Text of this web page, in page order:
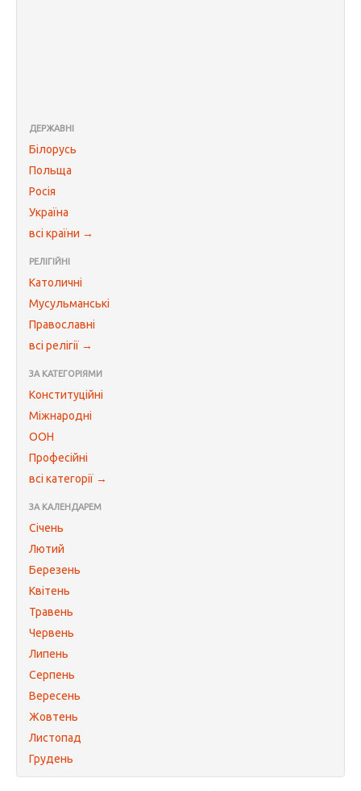
ДЕРЖАВНІ
Білорусь
Польща
Росія
Україна
всі країни →
РЕЛІГІЙНІ
Католичні
Мусульманські
Православні
всі релігії →
ЗА КАТЕГОРІЯМИ
Конституційні
Міжнародні
ООН
Професійні
всі категорії →
ЗА КАЛЕНДАРЕМ
Січень
Лютий
Березень
Квітень
Травень
Червень
Липень
Серпень
Вересень
Жовтень
Листопад
Грудень